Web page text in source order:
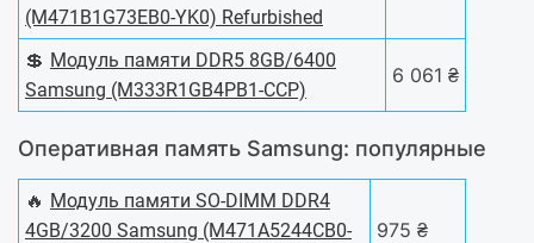
(M471B1G73EB0-YK0) Refurbished
💲 Модуль памяти DDR5 8GB/6400
Samsung (M333R1GB4PB1-CCP)
6 061 ₴
Оперативная память Samsung: популярные
🔥 Модуль памяти SO-DIMM DDR4
4GB/3200 Samsung (M471A5244CB0-
975 ₴